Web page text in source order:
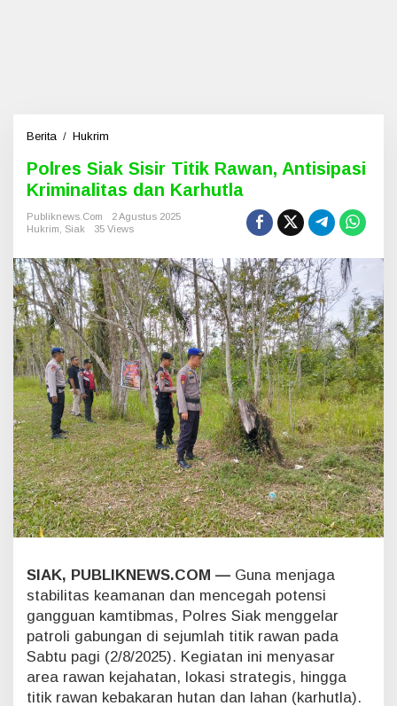
Berita / Hukrim
l
r
s
a
k
S
i
s
i
r
T
i
t
i
k
R
a
w
a
n
n
i
s
i
p
a
Polres Siak Sisir Titik Rawan, Antisipasi
Kriminalitas dan Karhutla
Publiknews.com
2 Agustus 2025
Hukrim Siak 35 Views
SIAK, PUBLIKNEWS.COM — Guna menjaga
stabilitas keamanan dan mencegah potensi
gangguan kamtibmas, Polres Siak menggelar
patroli gabungan di sejumlah titik rawan pada
Sabtu pagi (2/8/2025). Kegiatan ini menyasar
area rawan kejahatan, lokasi strategis, hingga
titik rawan kebakaran hutan dan lahan (karhutla).